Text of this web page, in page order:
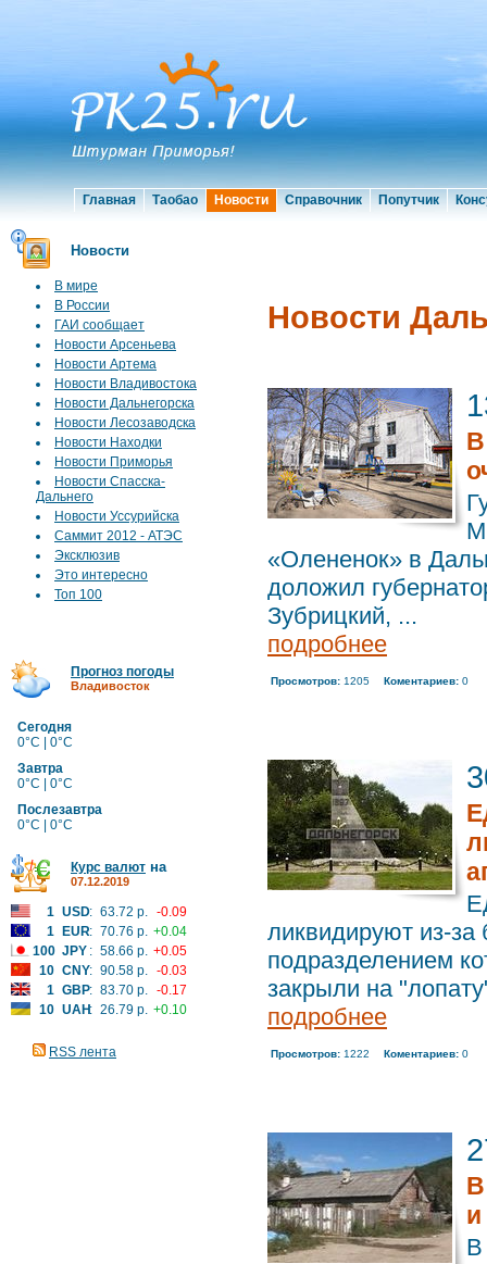
Главная Таобао Новости Справочник Попутчик
Новости
В мире
В России
ГАИ сообщает
Новости Арсеньева
Новости Артема
Новости Владивостока
Новости Дальнегорска
Новости Лесозаводска
Новости Находки
Новости Приморья
Новости Спасска-
Дальнего
Новости Уссурийска
Саммит 2012 - АТЭС
Эксклюзив
Это интересно
Топ 100
Прогноз погоды
Владивосток
Сегодня
0°C | 0°C
Завтра
0°C | 0°C
Послезавтра
0°C | 0°C
Курс валют на
07.12.2019
1 USD: 63.72 р. -0.09
1
EUR: 70.76 р. +0.04
100 JPY : 58.66 р. +0.05
10 CNY: 90.58 р. -0.03
1 GBP: 83.70 р. -0.17
10 UAH: 26.79 р. +0.10
RSS лента
Новости
«Олененок» в
доложил
Зубрицкий, ...
подробнее
Просмотров: 1205 Коментариев: 0
ликвидируют из-за
подразделением
закрыли на
подробнее
Просмотров: 1222 Коментариев: 0
В